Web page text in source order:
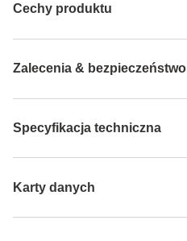
Cechy produktu
Zalecenia & bezpieczeństwo
Specyfikacja techniczna
Karty danych